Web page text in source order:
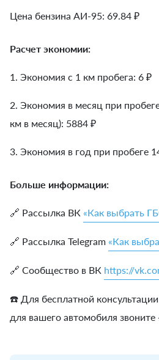
Цена бензина АИ-95: 69.84 ₽
Расчет экономии:
1. Экономия с 1 км пробега: 6 ₽
2. Экономия в месяц при
км в месяц): 5884 ₽
3. Экономия в год при пробеге
Больше информации:
🔗 Рассылка ВК «Как выбрать
🔗 Рассылка Telegram «Как
🔗 Сообщество в ВК https://
☎️ Для бесплатной
для вашего автомобиля